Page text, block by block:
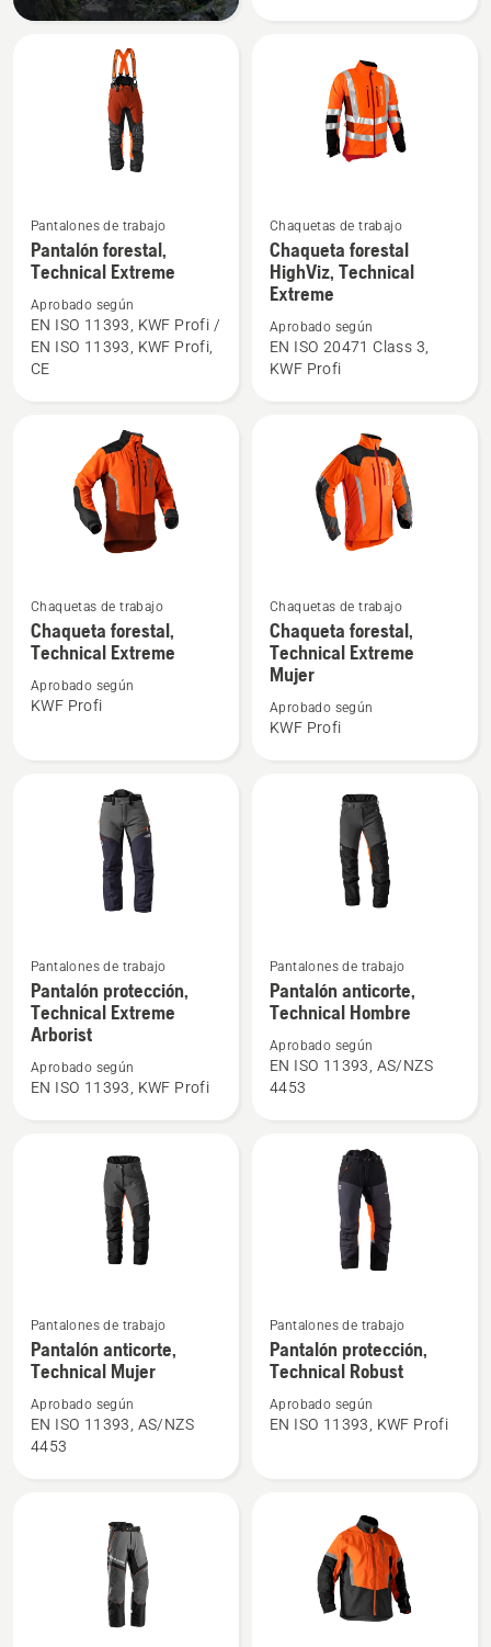
Ver
más
detalles
sobre
Pantalón
forestal,
Pantalones de trabajo
Pantalón forestal,
Technical Extreme
Aprobado según
EN ISO 11393, KWF Profi /
EN ISO 11393, KWF Profi,
CE
Ver
más
detalles
Chaqueta
forestal
Chaquetas de trabajo
Chaqueta forestal
HighViz, Technical
Extreme
Aprobado según
EN ISO 20471 Class 3,
KWF Profi
Ver
más
detalles
sobre
Chaqueta
Chaquetas de trabajo
Chaqueta forestal,
Technical Extreme
Aprobado según
KWF Profi
Ver
más
detalles
sobre
Chaqueta
forestal,
Chaquetas de trabajo
Chaqueta forestal,
Technical Extreme
Mujer
Aprobado según
KWF Profi
Ver
más
detalles
sobre
Pantalón
protección,
Pantalones de trabajo
Pantalón protección,
Technical Extreme
Arborist
Aprobado según
EN ISO 11393, KWF Profi
Ver
más
detalles
sobre
Pantalón
anticorte,
Pantalones de trabajo
Pantalón anticorte,
Technical Hombre
Aprobado según
EN ISO 11393, AS/NZS
4453
Ver
más
detalles
sobre
Pantalón
anticorte,
Pantalones de trabajo
Pantalón anticorte,
Technical Mujer
Aprobado según
EN ISO 11393, AS/NZS
4453
Ver
más
detalles
sobre
Pantalón
Pantalones de trabajo
Pantalón protección,
Technical Robust
Aprobado según
EN ISO 11393, KWF Profi